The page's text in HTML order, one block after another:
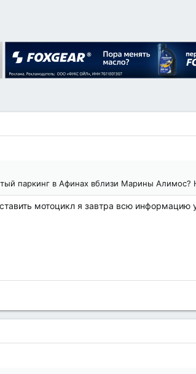
паркинг в Афинах вблизи Марины Алимос?
мотоцикл я завтра всю информацию